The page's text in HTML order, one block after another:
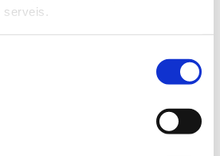
serveis.